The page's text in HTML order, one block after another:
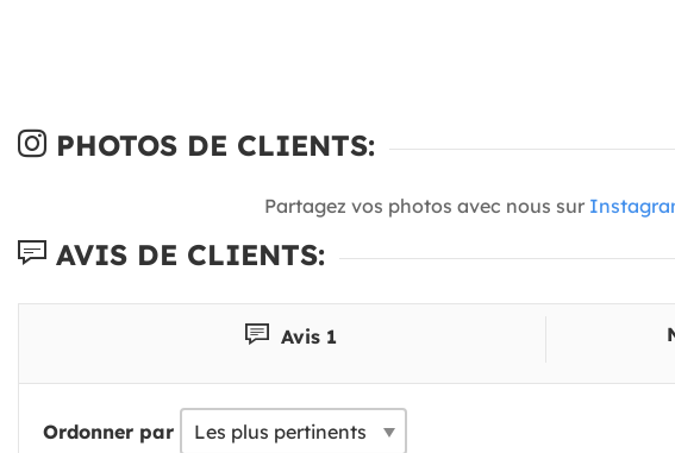
PHOTOS DE CLIENTS:
Partagez vos photos avec nous sur
AVIS DE CLIENTS:
Avis 1
Ordonner par